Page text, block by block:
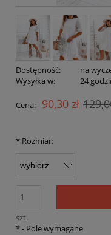
Dostępność:
na
Wysyłka w:
24
Cena: 90,30 zł
* Rozmiar:
szt.
*- Pole wymagane